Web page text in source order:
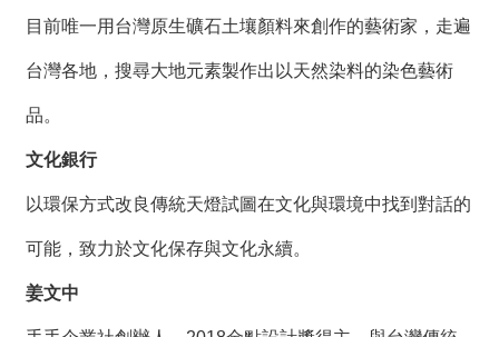
覽
目前唯一用台灣原生礦石土壤顏料來創作的藝術家，走遍
台灣各地，搜尋大地元素製作出以天然染料的染色藝術
品。
文化銀行
以環保方式改良傳統天燈試圖在文化與環境中找到對話的
可能，致力於文化保存與文化永續。
姜文中